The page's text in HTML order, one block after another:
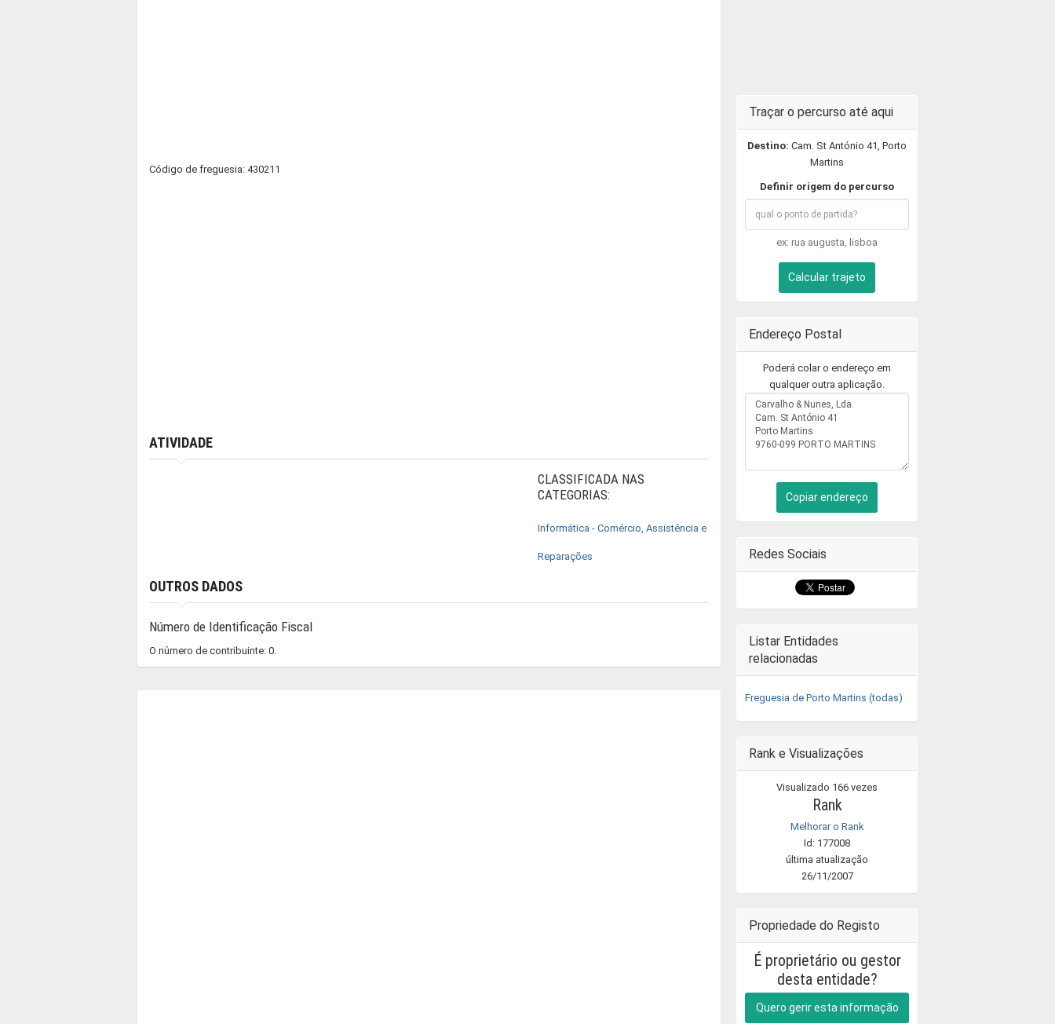
Código de freguesia: 430211
ATIVIDADE
CLASSIFICADA NAS
CATEGORIAS:
Informática - Comércio, Assistência e
Reparações
OUTROS DADOS
Número de Identificação Fiscal
O número de contribuinte: 0.
Traçar o percurso até aqui
Destino: Cam. St António 41, Porto
Martins
Definir origem do percurso
ex: rua augusta, lisboa
Calcular trajeto
Endereço Postal
Poderá colar o endereço em
qualquer outra aplicação.
Copiar endereço
Redes Sociais
Listar Entidades
relacionadas
Freguesia de Porto Martins (todas)
Rank e Visualizações
Visualizado 166 vezes
Rank
Melhorar o Rank
Id: 177008
última atualização
26/11/2007
Propriedade do Registo
É proprietário ou gestor
desta entidade?
Quero gerir esta informação